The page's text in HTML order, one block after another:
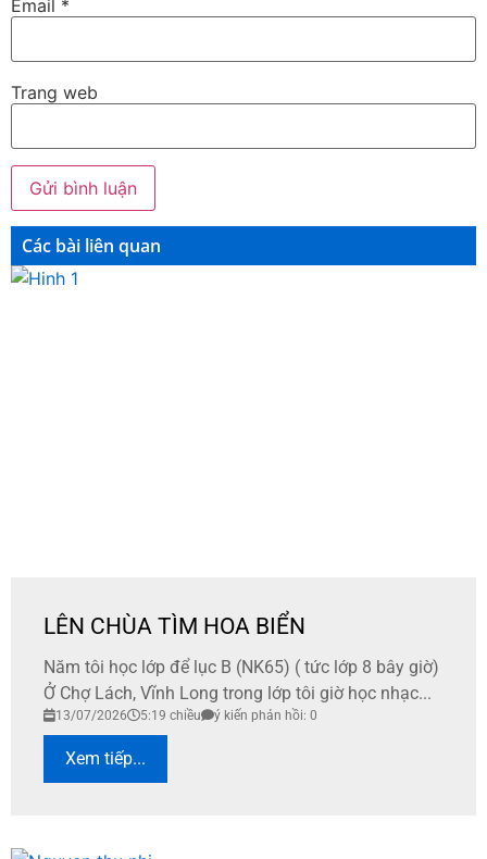
Email *
Trang web
Các bài liên quan
LÊN CHÙA TÌM HOA BIỂN
Năm tôi học lớp để lục B (NK65) ( tức lớp 8 bây giờ)
Ở Chợ Lách, Vĩnh Long trong lớp tôi giờ học nhạc...
13/07/2026 5:19 chiều ý kiến phản hồi: 0
Xem tiếp...